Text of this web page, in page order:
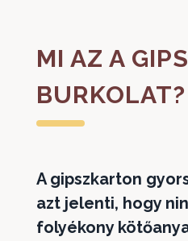
MI AZ A
BURKOLAT?
A gipszkarton
azt jelenti, hogy
folyékony